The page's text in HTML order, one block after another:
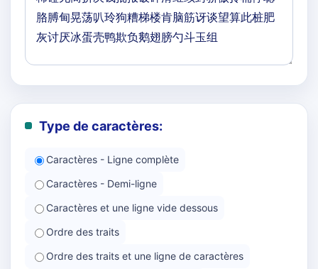
Type de caractères:
Caractères - Ligne complète
Caractères - Demi-ligne
Caractères et une ligne vide dessous
Ordre des traits
Ordre des traits et une ligne de caractères